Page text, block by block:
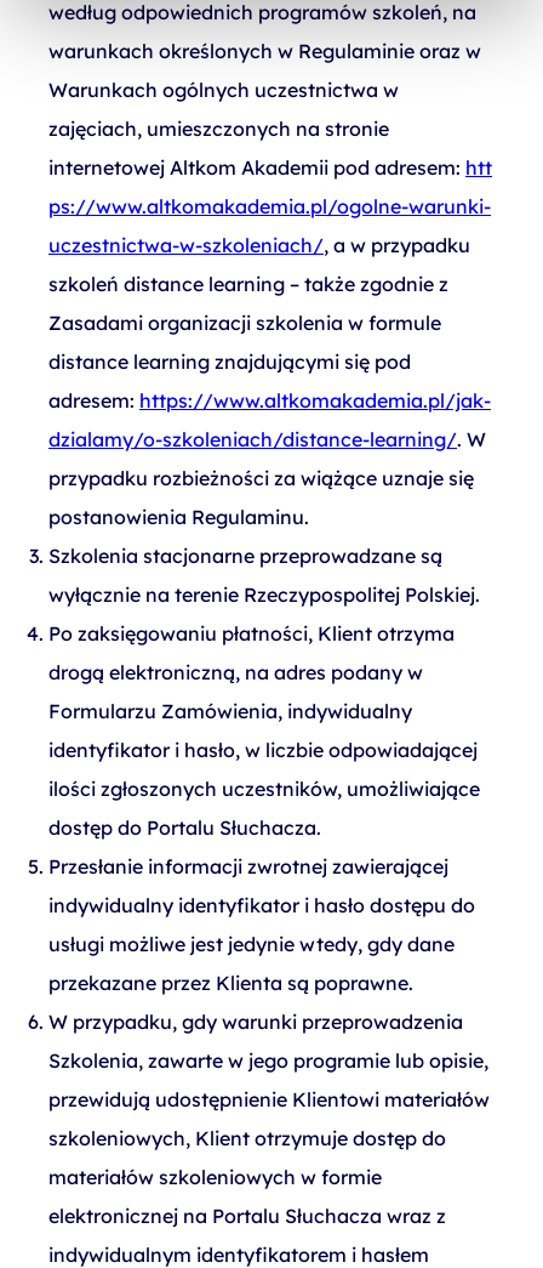
według odpowiednich programów szkoleń, na
warunkach określonych w Regulaminie oraz w
Warunkach ogólnych uczestnictwa w
zajęciach, umieszczonych na stronie
internetowej Altkom Akademii pod adresem: htt
ps://www.altkomakademia.pl/ogolne-warunki-
uczestnictwa-w-szkoleniach/, a w przypadku
szkoleń distance learning – także zgodnie z
Zasadami organizacji szkolenia w formule
distance learning znajdującymi się pod
adresem: https://www.altkomakademia.pl/jak-
dzialamy/o-szkoleniach/distance-learning/. W
przypadku rozbieżności za wiążące uznaje się
postanowienia Regulaminu.
Szkolenia stacjonarne przeprowadzane są
wyłącznie na terenie Rzeczypospolitej Polskiej.
Po zaksięgowaniu płatności, Klient otrzyma
drogą elektroniczną, na adres podany w
Formularzu Zamówienia, indywidualny
identyfikator i hasło, w liczbie odpowiadającej
ilości zgłoszonych uczestników, umożliwiające
dostęp do Portalu Słuchacza.
Przesłanie informacji zwrotnej zawierającej
indywidualny identyfikator i hasło dostępu do
usługi możliwe jest jedynie wtedy, gdy dane
przekazane przez Klienta są poprawne.
W przypadku, gdy warunki przeprowadzenia
Szkolenia, zawarte w jego programie lub opisie,
przewidują udostępnienie Klientowi materiałów
szkoleniowych, Klient otrzymuje dostęp do
materiałów szkoleniowych w formie
elektronicznej na Portalu Słuchacza wraz z
indywidualnym identyfikatorem i hasłem